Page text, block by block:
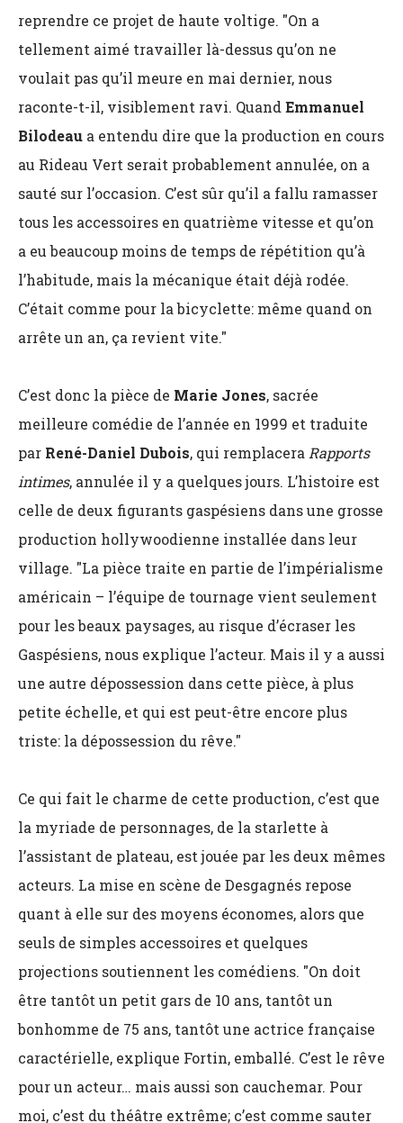
reprendre ce projet de haute voltige. "On a
tellement aimé travailler là-dessus qu’on ne
voulait pas qu’il meure en mai dernier, nous
raconte-t-il, visiblement ravi. Quand Emmanuel
Bilodeau a entendu dire que la production en cours
au Rideau Vert serait probablement annulée, on a
sauté sur l’occasion. C’est sûr qu’il a fallu ramasser
tous les accessoires en quatrième vitesse et qu’on
a eu beaucoup moins de temps de répétition qu’à
l’habitude, mais la mécanique était déjà rodée.
C’était comme pour la bicyclette: même quand on
arrête un an, ça revient vite."
C’est donc la pièce de Marie Jones, sacrée
meilleure comédie de l’année en 1999 et traduite
par René-Daniel Dubois, qui remplacera Rapports
intimes, annulée il y a quelques jours. L’histoire est
celle de deux figurants gaspésiens dans une grosse
production hollywoodienne installée dans leur
village. "La pièce traite en partie de l’impérialisme
américain – l’équipe de tournage vient seulement
pour les beaux paysages, au risque d’écraser les
Gaspésiens, nous explique l’acteur. Mais il y a aussi
une autre dépossession dans cette pièce, à plus
petite échelle, et qui est peut-être encore plus
triste: la dépossession du rêve."
Ce qui fait le charme de cette production, c’est que
la myriade de personnages, de la starlette à
l’assistant de plateau, est jouée par les deux mêmes
acteurs. La mise en scène de Desgagnés repose
quant à elle sur des moyens économes, alors que
seuls de simples accessoires et quelques
projections soutiennent les comédiens. "On doit
être tantôt un petit gars de 10 ans, tantôt un
bonhomme de 75 ans, tantôt une actrice française
caractérielle, explique Fortin, emballé. C’est le rêve
pour un acteur… mais aussi son cauchemar. Pour
moi, c’est du théâtre extrême; c’est comme sauter